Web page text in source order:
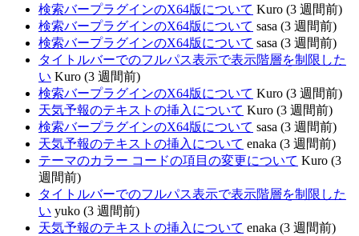
検索バープラグインのX64版について Kuro (3 週間前)
検索バープラグインのX64版について sasa (3 週間前)
検索バープラグインのX64版について sasa (3 週間前)
タイトルバーでのフルパス表示で表示階層を制限した
い Kuro (3 週間前)
検索バープラグインのX64版について Kuro (3 週間前)
天気予報のテキストの挿入について Kuro (3 週間前)
検索バープラグインのX64版について sasa (3 週間前)
天気予報のテキストの挿入について enaka (3 週間前)
テーマのカラー コードの項目の変更について Kuro (3
週間前)
タイトルバーでのフルパス表示で表示階層を制限した
い yuko (3 週間前)
天気予報のテキストの挿入について enaka (3 週間前)